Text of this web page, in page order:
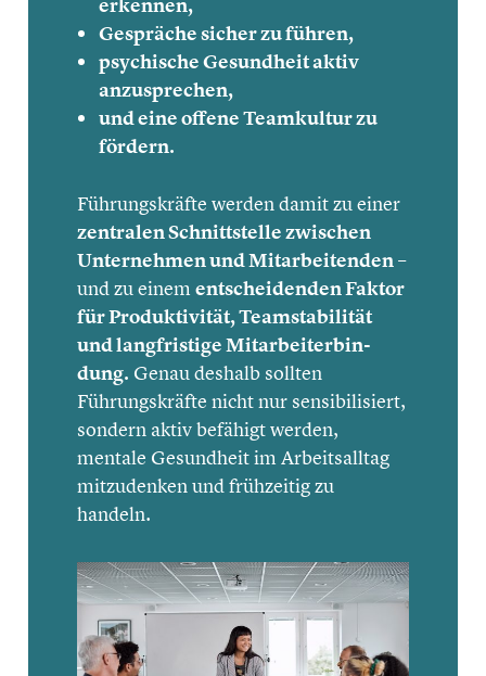
Gespräche sicher zu führen,
psychi­sche Gesund­heit aktiv
anzuspre­chen,
und eine offene Teamkul­tur zu
fördern.
Führungs­kräfte werden damit zu einer
zentralen Schnitt­stelle zwischen
Unter­neh­men und Mitar­bei­ten­den–
und zu einementschei­den­den Faktor
für Produk­ti­vi­tät, Teamsta­bi­li­tät
und langfris­tige Mitar­bei­ter­bin­
dung. Genau deshalb sollten
Führungs­kräfte nicht nur sensi­bi­li­siert,
sondern aktiv befähigt werden,
mentale Gesund­heit im Arbeits­all­tag
mitzu­den­ken und frühzei­tig zu
handeln.